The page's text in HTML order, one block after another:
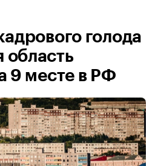
голода
область
9 месте в РФ